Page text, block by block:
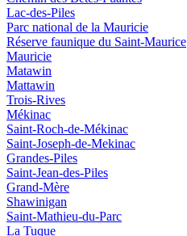
Lac-des-Piles
Parc national de la Mauricie
Réserve faunique du Saint‑Maurice
Mauricie
Matawin
Mattawin
Trois-Rives
Mékinac
Saint-Roch-de-Mékinac
Saint-Joseph-de-Mekinac
Grandes-Piles
Saint-Jean-des-Piles
Grand-Mère
Shawinigan
Saint-Mathieu-du-Parc
La Tuque